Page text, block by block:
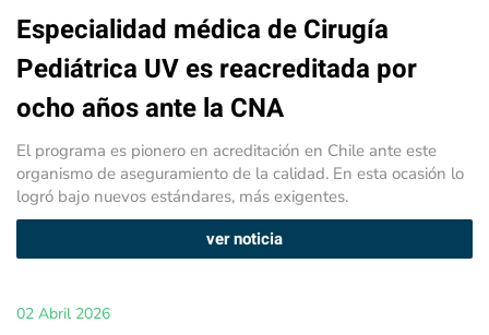
Especialidad médica de Cirugía
Pediátrica UV es reacreditada por
ocho años ante la CNA
El programa es pionero en acreditación en Chile ante este
organismo de aseguramiento de la calidad. En esta ocasión lo
logró bajo nuevos estándares, más exigentes.
ver noticia
02 Abril 2026